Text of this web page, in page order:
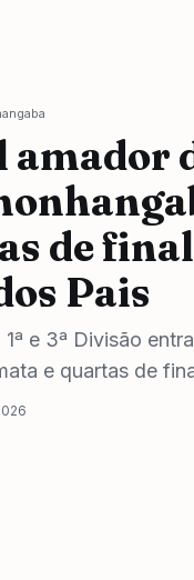
amador
de
Pais
1ª e 3ª Divisão
e quartas de